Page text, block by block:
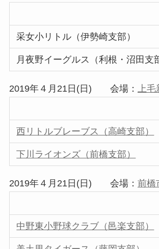
采女小リトル（伊勢崎支部）
月夜野イーグルス（利根・沼田支
2019年４月21日(日) 会場： 上毛
西リトルブレーブス（高崎支部）
下川ライオンズ（前橋支部）
2019年４月21日(日) 会場： 前橋
中野東小野球クラブ（邑楽支部）